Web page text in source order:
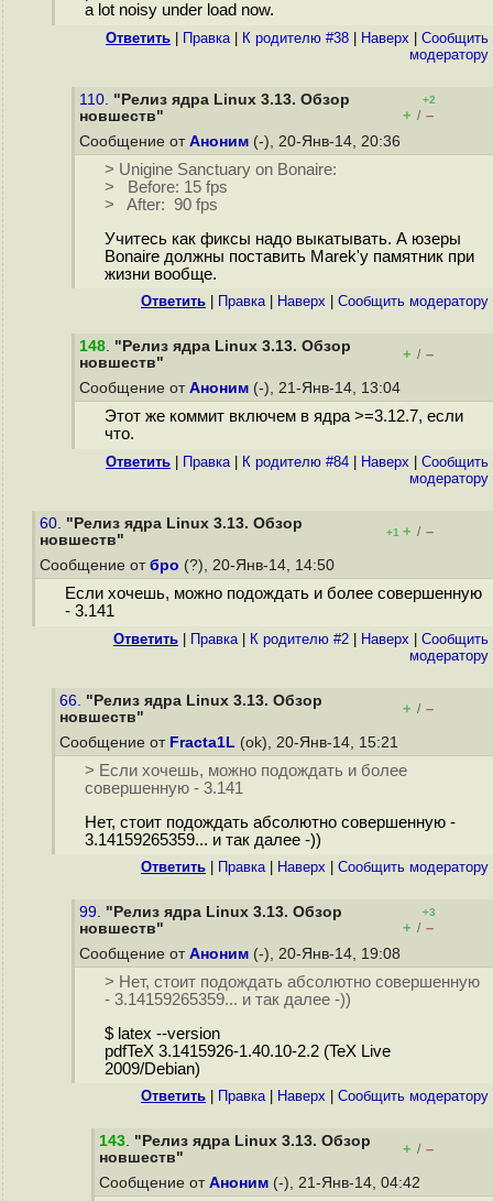
a lot noisy under load now.
Ответить Правка| К родителю #38 Наверх
Cообщить
модератору
110. "Релиз ядра Linux 3.13. Обзор
новшеств"
+2
+ / –
Сообщение от Аноним (-), 20-Янв-14, 20:36
> Unigine Sanctuary on Bonaire:
> Before: 15 fps
> After: 90 fps
Учитесь как фиксы надо выкатывать. А юзеры
Bonaire должны поставить Marek'у памятник при
жизни вообще.
Ответить Правка| Наверх Cообщить модератору
148. "Релиз ядра Linux 3.13. Обзор
новшеств"
+ / –
Сообщение от Аноним (-), 21-Янв-14, 13:04
Этот же коммит включем в ядра >=3.12.7, если
что.
Ответить Правка| К родителю #84 Наверх
Cообщить
модератору
60. "Релиз ядра Linux 3.13. Обзор
новшеств"
+1 + / –
Сообщение от бро (?), 20-Янв-14, 14:50
Если хочешь, можно подождать и более совершенную
- 3.141
Ответить Правка| К родителю #2 Наверх
Cообщить
модератору
66. "Релиз ядра Linux 3.13. Обзор
новшеств"
+ / –
Сообщение от Fracta1L (ok), 20-Янв-14, 15:21
> Если хочешь, можно подождать и более
совершенную - 3.141
Нет, стоит подождать абсолютно совершенную -
3.14159265359... и так далее -))
Ответить Правка| Наверх Cообщить модератору
99. "Релиз ядра Linux 3.13. Обзор
новшеств"
+3
+ / –
Сообщение от Аноним (-), 20-Янв-14, 19:08
> Нет, стоит подождать абсолютно совершенную
- 3.14159265359... и так далее -))
$ latex --version
pdfTeX 3.1415926-1.40.10-2.2 (TeX Live
2009/Debian)
Ответить Правка| Наверх Cообщить модератору
143. "Релиз ядра Linux 3.13. Обзор
новшеств"
+ / –
Сообщение от Аноним (-), 21-Янв-14, 04:42